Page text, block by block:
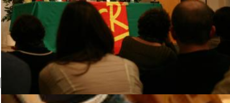
Formulaire de recherche
Recherche